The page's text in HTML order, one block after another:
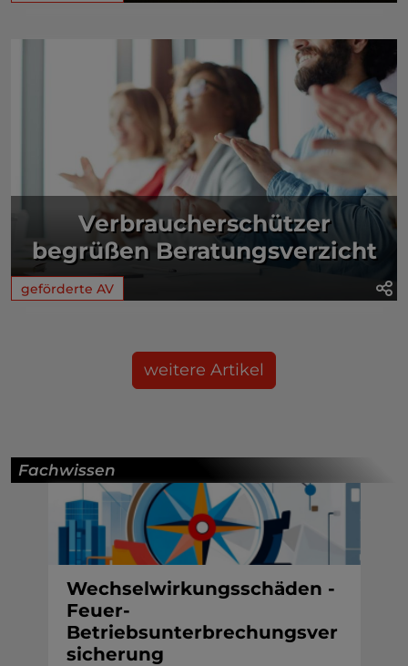
Verbraucherschützer
begrüßen Beratungsverzicht
geförderte AV
weitere Artikel
Fachwissen
Wechselwirkungsschäden -
Feuer-
Betriebsunterbrechungsver
sicherung